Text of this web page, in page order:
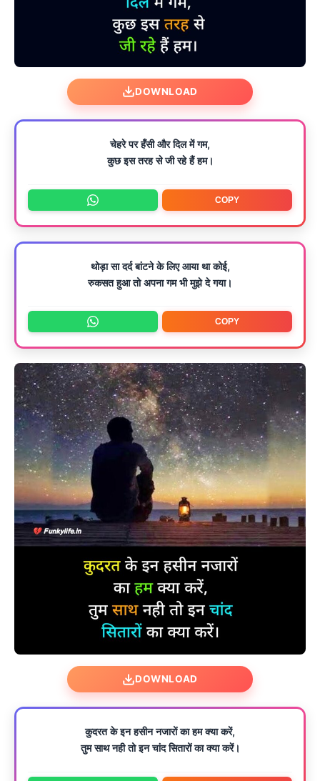
DOWNLOAD
चेहरे पर हँसी और दिल में गम,
कुछ इस तरह से जी रहे हैं हम।
COPY
थोड़ा सा दर्द बांटने के लिए आया था कोई,
रुकसत हुआ तो अपना गम भी मुझे दे गया।
COPY
DOWNLOAD
कुदरत के इन हसीन नजारों का हम क्या करें,
तुम साथ नही तो इन चांद सितारों का क्या करें।